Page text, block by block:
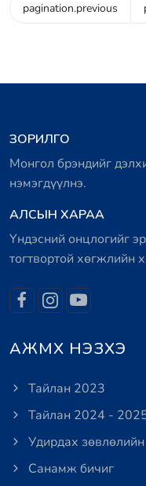
pagination.previous
ЗОРИЛГО
Монгол брэндийг
нэмэгдүүлнэ.
АЛСЫН ХАРАА
Үндэсний онцлогийг
тогтвортой хөгжлийн
АЖМХ НЭЗХЭ
Тайлан 2023
Тайлан 2024 -
Удирдах зөвлөлийн
Санамж бичиг